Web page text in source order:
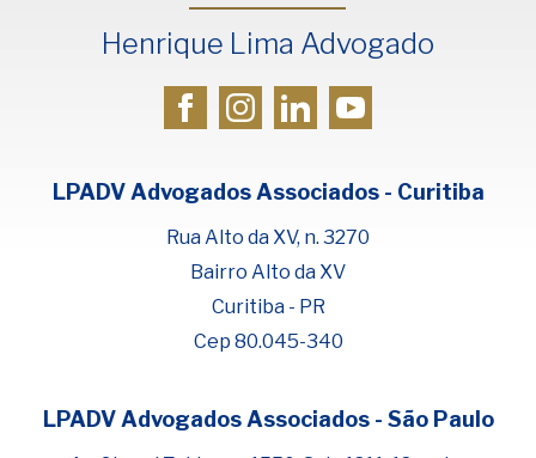
Fale com Henrique Lima
Cadastre-se para começar uma
Henrique Lima Advogado
LPADV Advogados Associados - Curitiba
Rua Alto da XV, n. 3270
Bairro Alto da XV
Curitiba - PR
Cep 80.045-340
LPADV Advogados Associados - São Paulo